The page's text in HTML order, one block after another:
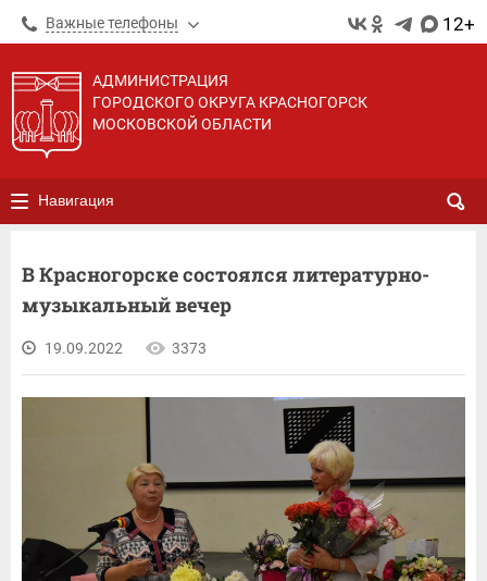
Важные телефоны 12+
АДМИНИСТРАЦИЯ
ГОРОДСКОГО ОКРУГА КРАСНОГОРСК
МОСКОВСКОЙ ОБЛАСТИ
Навигация
В Красногорске состоялся литературно-
музыкальный вечер
19.09.2022 3373